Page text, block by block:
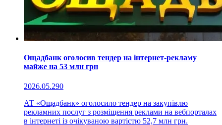
Ощадбанк оголосив тендер на інтернет-рекламу
майже на 53 млн грн
2026.05.290
АТ «Ощадбанк» оголосило тендер на закупівлю
рекламних послуг з розміщення реклами на вебпорталах
в інтернеті із очікуваною вартістю 52,7 млн грн.